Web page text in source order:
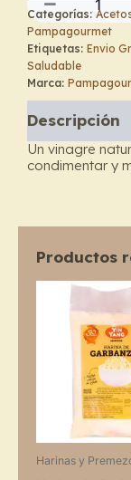
Vinagre
de
Manzana
Orgánico
–
cantidad
Categorías:
Pampagourmet
Etiquetas: Envio
Saludable
Marca:
Descripción
Un vinagre
condimentar y
Productos
Harinas y